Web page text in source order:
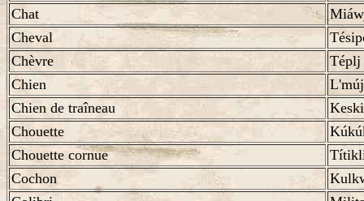
Chat
Cheval
Chèvre
Téplj
Chien
L'múj
Chien de traîneau
Chouette
Chouette cornue
Cochon